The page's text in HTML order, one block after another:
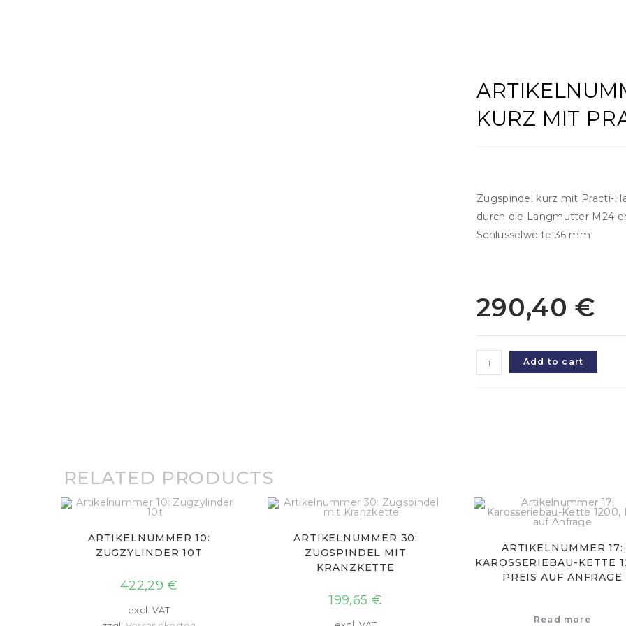
KURZ MIT
Zugspindel kurz mit Practi-
durch die Langmutter M24
Schlüsselweite 36 mm
290,40 €
Add to cart
RELATED PRODUCTS
ARTIKELNUMMER 10:
ZUGZYLINDER 10T
422,29 €
excl. VAT
ARTIKELNUMMER 30:
ZUGSPINDEL MIT
KRANZKETTE
199,65 €
ARTIKELNUMMER 17:
KAROSSERIEBAU-KETTE
PREIS AUF ANFRAGE
Read more